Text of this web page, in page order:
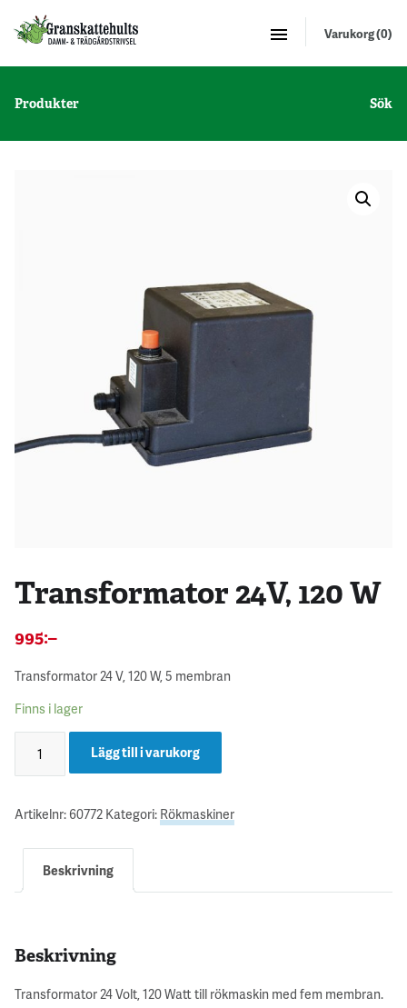
Varukorg (0)
Produkter Sök
Transformator 24V, 120 W
995:–
Transformator 24 V, 120 W, 5 membran
Finns i lager
Lägg till i varukorg
Artikelnr:60772 Kategori: Rökmaskiner
Beskrivning
Beskrivning
Transformator 24 Volt, 120 Watt till rökmaskin med fem membran.